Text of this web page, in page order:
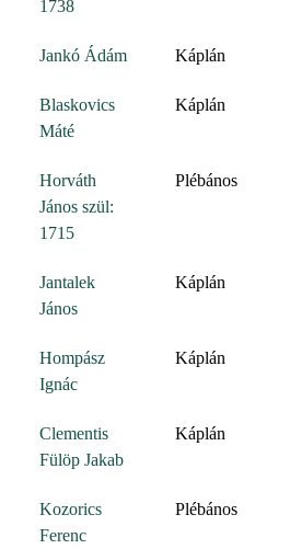
1738
Jankó Ádám Káplán
Blaskovics
Máté
Káplán
Horváth
János szül:
1715
Plébános
Jantalek
János
Káplán
Hompász
Ignác
Káplán
Clementis
Fülöp Jakab
Káplán
Kozorics
Ferenc
Plébános